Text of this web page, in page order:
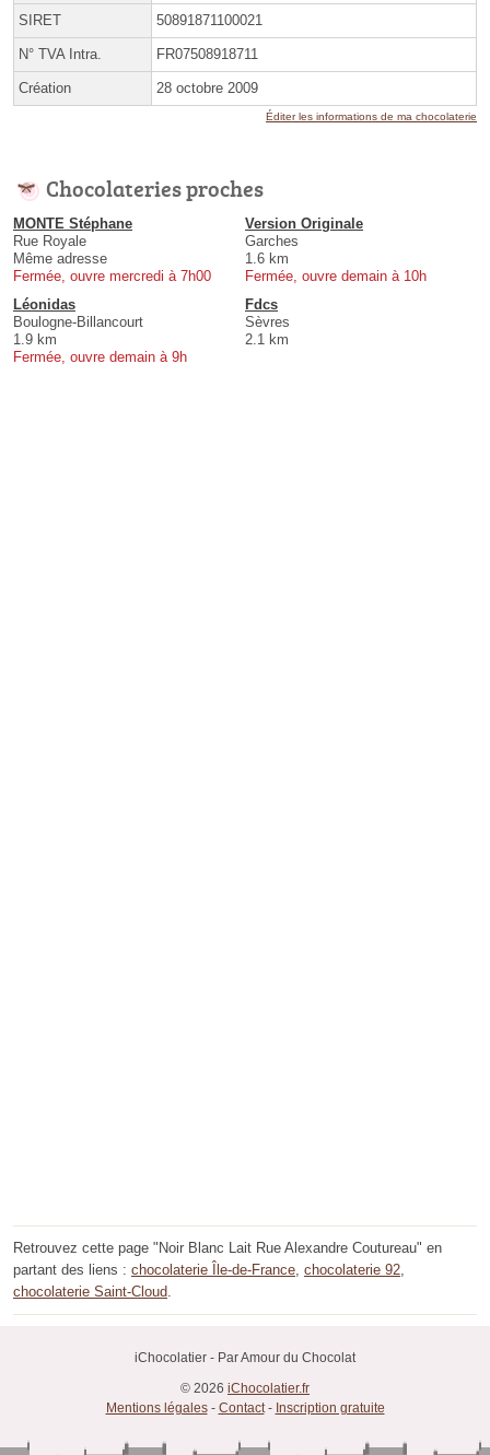
SIRET 50891871100021
N° TVA Intra. FR07508918711
Création 28 octobre 2009
Éditer les informations de ma chocolaterie
Chocolateries proches
MONTE Stéphane
Rue Royale
Même adresse
Fermée, ouvre mercredi à 7h00
Version Originale
Garches
1.6 km
Fermée, ouvre demain à 10h
Léonidas
Boulogne-Billancourt
1.9 km
Fermée, ouvre demain à 9h
Fdcs
Sèvres
2.1 km
Retrouvez cette page "Noir Blanc Lait Rue Alexandre Coutureau" en
partant des liens : chocolaterie Île-de-France, chocolaterie 92,
chocolaterie Saint-Cloud.
iChocolatier - Par Amour du Chocolat
© 2026 iChocolatier.fr
Mentions légales- Contact- Inscription gratuite